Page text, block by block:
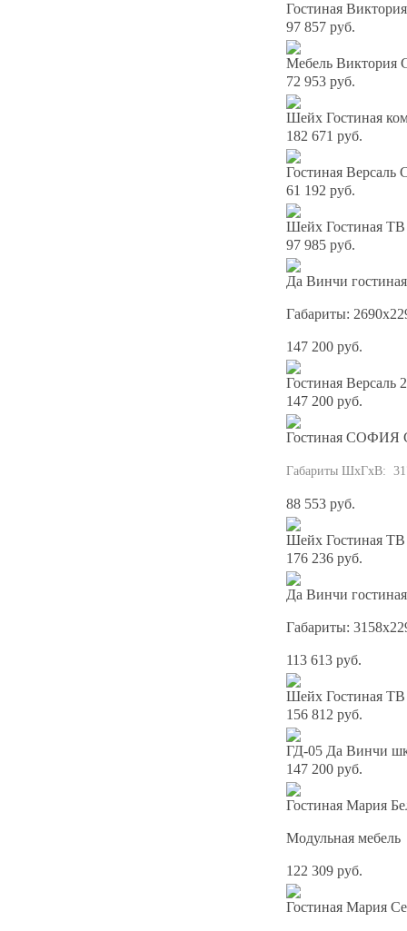
Гостиная
97 857 руб.
Мебель Виктория
72 953 руб.
Шейх Гостиная
182 671 руб.
Гостиная
61 192 руб.
Шейх Гостиная ТВ
97 985 руб.
Да Винчи
Габариты:
147 200 руб.
Гостиная Версаль
147 200 руб.
Гостиная СОФИЯ
Габариты ШхГхВ:
88 553 руб.
Шейх Гостиная ТВ
176 236 руб.
Да Винчи
Габариты:
113 613 руб.
Шейх Гостиная ТВ
156 812 руб.
ГД-05 Да Винчи
147 200 руб.
Гостиная Мария
Модульная мебель
122 309 руб.
Гостиная Мария